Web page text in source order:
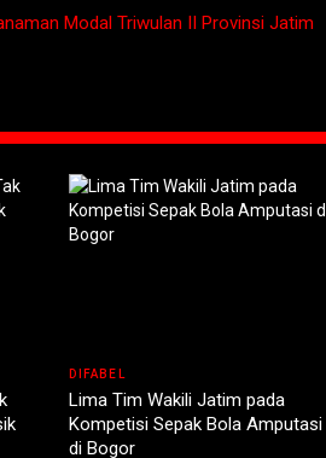
Modal Triwulan II Provinsi Jatim
DIFABEL
Lima Tim Wakili Jatim pada
Kompetisi Sepak Bola Amputasi
di Bogor